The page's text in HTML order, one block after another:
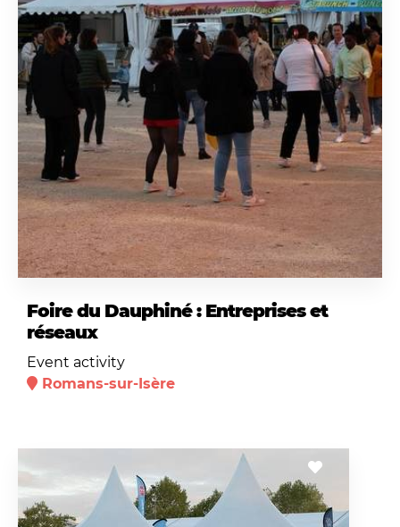
Foire du Dauphiné : Entreprises et
réseaux
Event activity
Romans-sur-Isère